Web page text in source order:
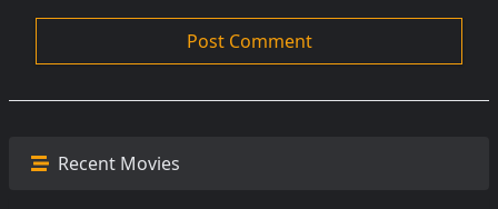
Recent Movies